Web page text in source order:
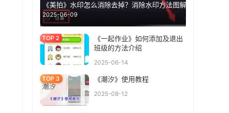
《美拍》水印怎么消除去掉？消除水印方法图解
2025-06-09
《一起作业》如何添加及退出
班级的方法介绍
2025-06-14
《潮汐》使用教程
2025-08-12